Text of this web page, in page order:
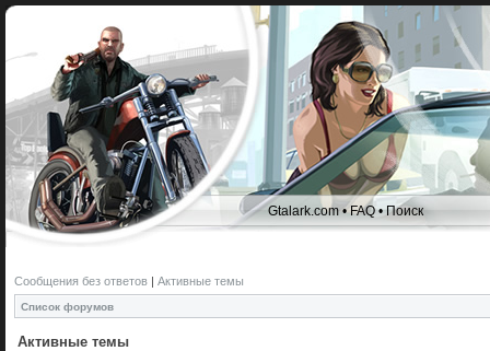
Gtalark.com •FAQ•Поиск
Сообщения без ответов | Активные темы
Список форумов
Активные темы